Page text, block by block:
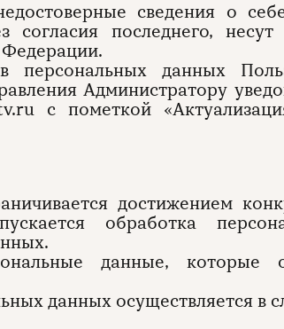
сведения о
последнего, несут
Федерации.
данных
Администратору
с пометкой
достижением
обработка
данные, которые
данных осуществляется в